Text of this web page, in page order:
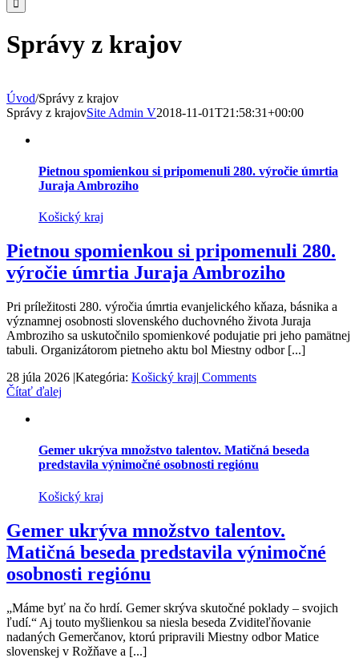
Správy z krajov
Úvod/Správy z krajov
Správy z krajovSite Admin V2018-11-01T21:58:31+00:00
Pietnou spomienkou si pripomenuli 280. výročie úmrtia
Juraja Ambroziho
Košický kraj
Pietnou spomienkou si pripomenuli 280.
výročie úmrtia Juraja Ambroziho
Pri príležitosti 280. výročia úmrtia evanjelického kňaza, básnika a
významnej osobnosti slovenského duchovného života Juraja
Ambroziho sa uskutočnilo spomienkové podujatie pri jeho pamätnej
tabuli. Organizátorom pietneho aktu bol Miestny odbor [...]
28 júla 2026 |Kategória: Košický kraj| Comments
Čítať ďalej
Gemer ukrýva množstvo talentov. Matičná beseda
predstavila výnimočné osobnosti regiónu
Košický kraj
Gemer ukrýva množstvo talentov.
Matičná beseda predstavila výnimočné
osobnosti regiónu
„Máme byť na čo hrdí. Gemer skrýva skutočné poklady – svojich
ľudí.“ Aj touto myšlienkou sa niesla beseda Zviditeľňovanie
nadaných Gemerčanov, ktorú pripravili Miestny odbor Matice
slovenskej v Rožňave a [...]